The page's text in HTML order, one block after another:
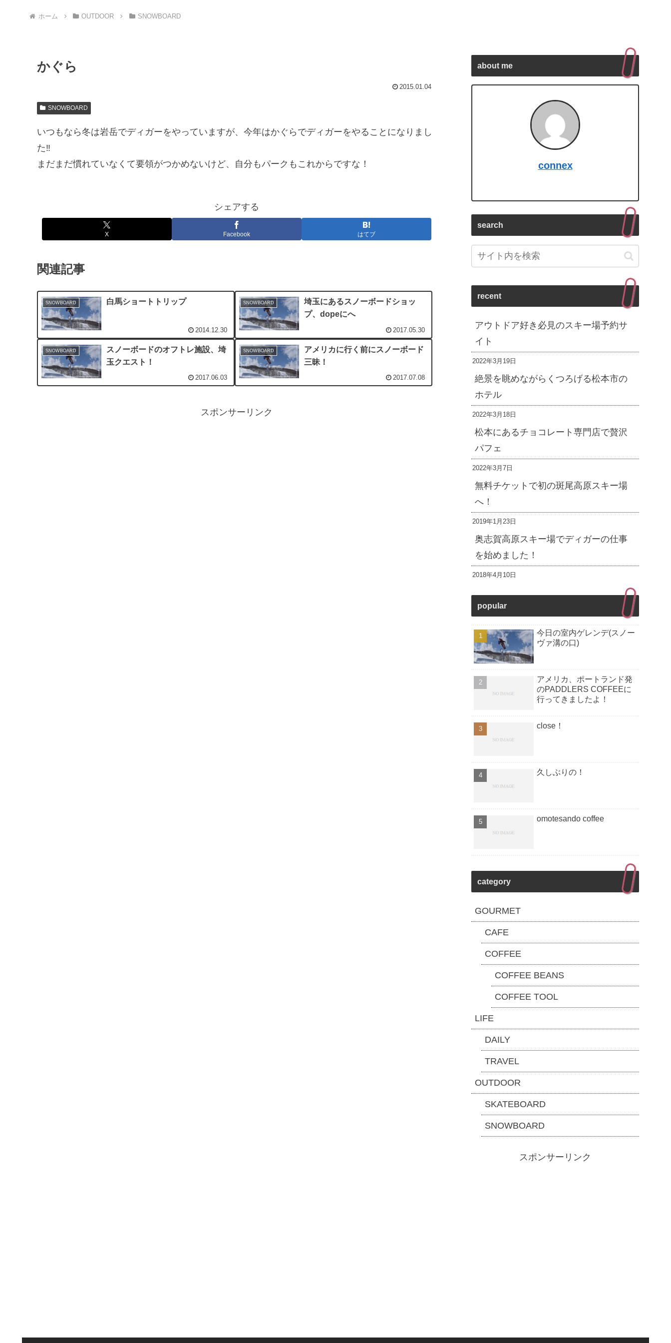
ホーム OUTDOOR SNOWBOARD
かぐら
2015.01.04
SNOWBOARD
いつもなら冬は岩岳でディガーをやっていますが、今年はかぐらでディガーをやることになりまし
た‼
まだまだ慣れていなくて要領がつかめないけど、自分もパークもこれからですな！
シェアする
X Facebook はてブ
関連記事
SNOWBOARD 白馬ショートトリップ
2014.12.30
SNOWBOARD
埼玉にあるスノーボードショッ
プ、dopeにへ
2017.05.30
SNOWBOARD
スノーボードのオフトレ施設、埼
玉クエスト！
2017.06.03
SNOWBOARD
アメリカに行く前にスノーボード
三昧！
2017.07.08
スポンサーリンク
about me
connex
search
recent
アウトドア好き必見のスキー場予約サ
イト
2022年3月19日
絶景を眺めながらくつろげる松本市の
ホテル
2022年3月18日
松本にあるチョコレート専門店で贅沢
パフェ
2022年3月7日
無料チケットで初の斑尾高原スキー場
へ！
2019年1月23日
奥志賀高原スキー場でディガーの仕事
を始めました！
2018年4月10日
popular
今日の室内ゲレンデ(スノー
ヴァ溝の口)
アメリカ、ポートランド発
のPADDLERS COFFEEに
行ってきましたよ！
close！
久しぶりの！
omotesando coffee
category
GOURMET
CAFE
COFFEE
COFFEE BEANS
COFFEE TOOL
LIFE
DAILY
TRAVEL
OUTDOOR
SKATEBOARD
SNOWBOARD
スポンサーリンク